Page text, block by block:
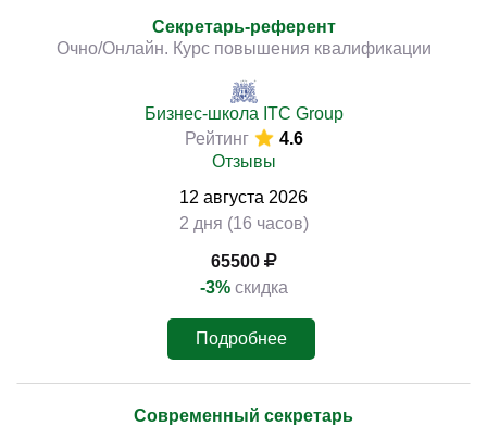
Секретарь-референт
Очно/Онлайн. Курс повышения квалификации
Бизнес-школа ITC Group
Рейтинг
4.6
Отзывы
12 августа 2026
2 дня (16 часов)
65500
-3% скидка
Подробнее
Современный секретарь